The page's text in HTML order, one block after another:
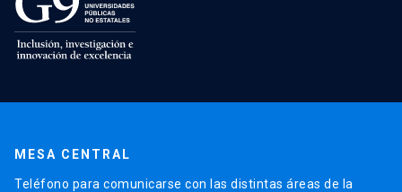
MESA CENTRAL
Teléfono para comunicarse con las distintas áreas de la